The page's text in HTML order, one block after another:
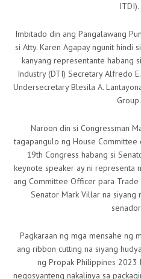
ITDI).
Imbitado din ang Pangalawang
si Atty. Karen Agapay ngunit hindi
kanyang representante habang
Industry (DTI) Secretary Alfredo
Undersecretary Blesila A.
Group.
Naroon din si Congressman
tagapangulo ng House
19th Congress habang si
keynote speaker ay ni representa
ang Committee Officer para
Senator Mark Villar na siyang
Pagkaraan ng mga mensahe ng
ang ribbon cutting na siyang
ng Propak Philippines 2023
negosyanteng nakalinya sa